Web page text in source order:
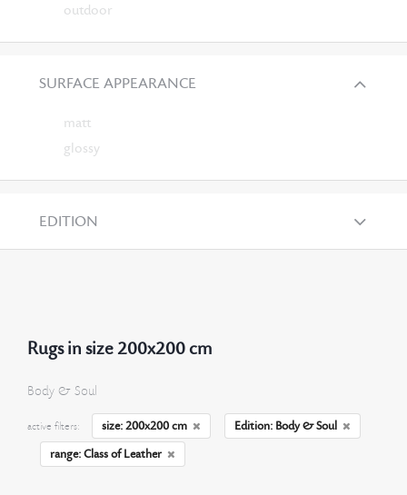
outdoor
SURFACE APPEARANCE
matt
glossy
EDITION
Rugs in size 200x200 cm
Body & Soul
active filters: size: 200x200 cm
Edition: Body & Soul
range: Class of Leather